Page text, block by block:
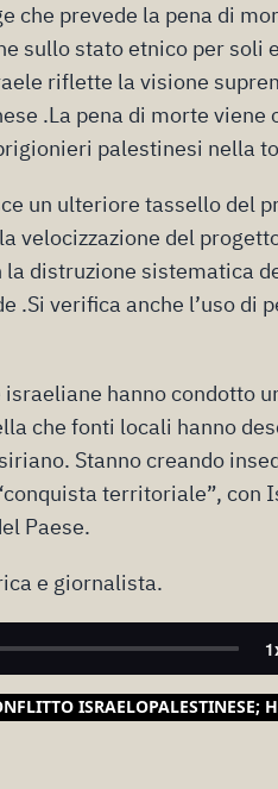
che prevede la pena di
sullo stato etnico per soli
riflette la visione
.La pena di morte
palestinesi nella
un ulteriore tassello del
velocizzazione del
la distruzione sistematica
.Si verifica anche l’uso di
hanno condotto
che fonti locali hanno
Stanno creando
territoriale”, con
Paese.
e giornalista.
ISRAELOPALESTINESE;